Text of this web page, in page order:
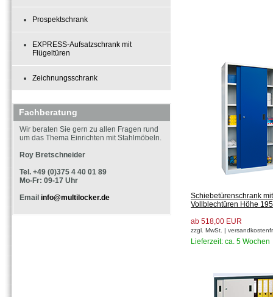
Prospektschrank
EXPRESS-Aufsatzschrank mit
Flügeltüren
Zeichnungsschrank
Fachberatung
Wir beraten Sie gern zu allen Fragen rund
um das Thema Einrichten mit Stahlmöbeln.
Roy Bretschneider
Tel. +49 (0)375 4 40 01 89
Mo-Fr: 09-17 Uhr
Email info@multilocker.de
Schiebetürenschrank mit
Vollblechtüren Höhe
ab 518,00 EUR
zzgl. MwSt. |
Lieferzeit: ca. 5 Wochen